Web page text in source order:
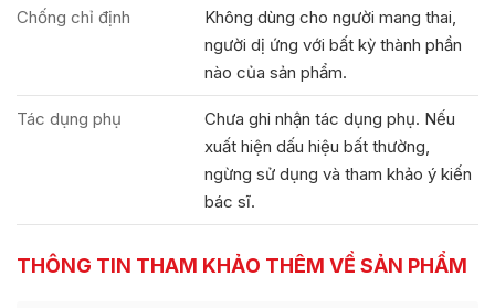
Chống chỉ định
Không dùng cho người mang thai,
người dị ứng với bất kỳ thành phần
nào của sản phẩm.
Tác dụng phụ
Chưa ghi nhận tác dụng phụ. Nếu
xuất hiện dấu hiệu bất thường,
ngừng sử dụng và tham khảo ý kiến
bác sĩ.
THÔNG TIN THAM KHẢO THÊM VỀ SẢN PHẨM